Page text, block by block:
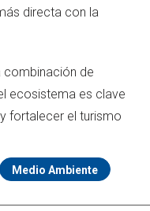
directa con la
combinación de
ecosistema es clave
fortalecer el turismo
Medio Ambiente